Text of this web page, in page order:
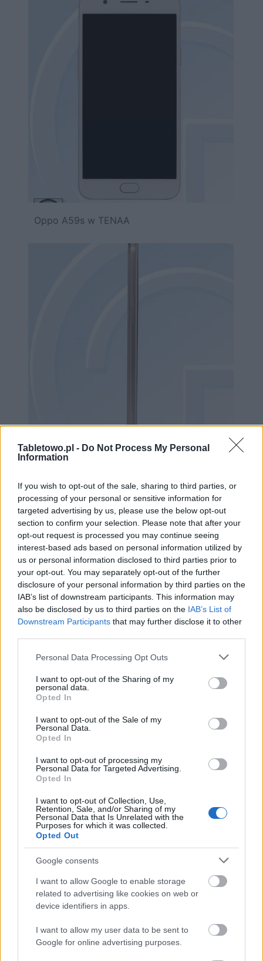
Tabletowo.pl - Do Not Process My Personal
Information
If you wish to opt-out of the sale, sharing to third parties, or
processing of your personal or sensitive information for
targeted advertising by us, please use the below opt-out
section to confirm your selection. Please note that after your
opt-out request is processed you may continue seeing
interest-based ads based on personal information utilized by
us or personal information disclosed to third parties prior to
your opt-out. You may separately opt-out of the further
disclosure of your personal information by third parties on the
IAB’s list of downstream participants. This information may
also be disclosed by us to third parties on the IAB’s List of
Downstream Participants that may further disclose it to other
Please note that this website/app uses one or more Google
not limited to your visit or usage behaviour. You may click to
grant or deny consent to Google and its third-party tags to
use your data for below specified purposes in below Google
consent section.
Personal Data Processing Opt Outs
I want to opt-out of the Sharing of my
personal data.
Opted In
I want to opt-out of the Sale of my
Personal Data.
Opted In
I want to opt-out of processing my
Personal Data for Targeted Advertising.
Opted In
I want to opt-out of Collection, Use,
Retention, Sale, and/or Sharing of my
Personal Data that Is Unrelated with the
Purposes for which it was collected.
Opted Out
Google consents
I want to allow Google to enable storage
related to advertising like cookies on web or
device identifiers in apps.
I want to allow my user data to be sent to
Google for online advertising purposes.
Oppo A59s w TENAA